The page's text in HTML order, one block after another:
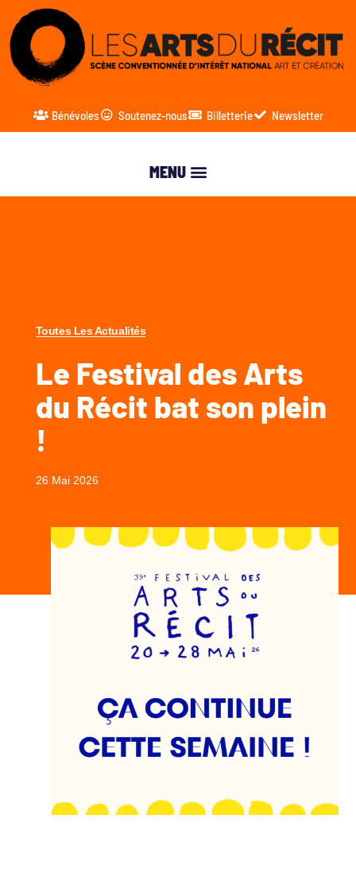
Bénévoles Soutenez-nous Billetterie Newsletter
Toutes Les Actualités
Le Festival des Arts
du Récit bat son plein
!
26 Mai 2026